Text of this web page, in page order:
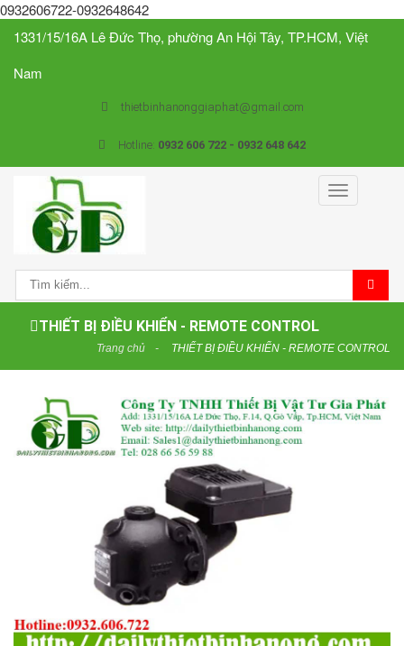
0932606722-0932648642
1331/15/16A Lê Đức Thọ, phường An Hội Tây, TP.HCM, Việt
Nam
thietbinhanonggiaphat@gmail.com
Hotline: 0932 606 722 - 0932 648 642
Toggle
navigation
THIẾT BỊ ĐIỀU KHIỂN - REMOTE CONTROL
Trang chủ THIẾT BỊ ĐIỀU KHIỂN - REMOTE CONTROL